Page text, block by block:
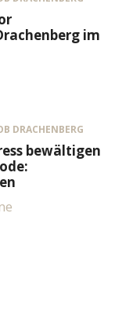
im
DRACHENBERG
bewältigen